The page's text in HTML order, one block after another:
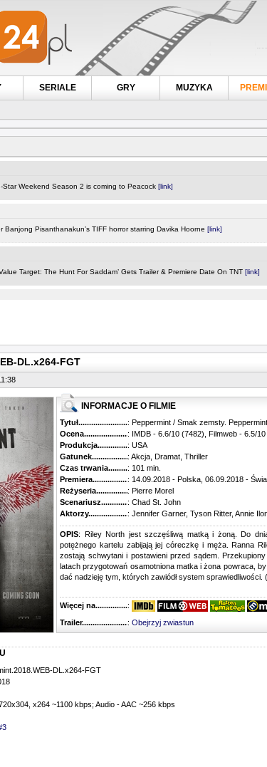
SERIALE GRY MUZYKA
DL.x264-FGT
INFORMACJE O FILMIE
Tytuł............................................: Peppermint / Smak zemsty. Peppermint
Ocena.............................................: IMDB - 6.6/10 (7482), Filmweb - 6.5/10
Produkcja.........................................
: USA
Gatunek...........................................
: Akcja, Dramat, Thriller
Czas trwania......................................
: 101 min.
Premiera..........................................: 14.09.2018 - Polska, 06.09.2018 -
Reżyseria........................................
: Pierre Morel
Scenariusz........................................
: Chad St. John
Aktorzy...........................................: Jennifer Garner, Tyson Ritter, Annie
OPIS: Riley North jest szczęśliwą matką i żoną. Do
potężnego kartelu zabijają jej córeczkę i męża. Ranna
zostają schwytani i postawieni przed sądem.
latach przygotowań osamotniona matka i żona powraca,
dać nadzieję tym, których zawiódł system sprawiedliwości.
Więcej na........................................
:
Trailer...........................................
: Obejrzyj zwiastun
DL.x264-FGT
x264 ~1100 kbps; Audio - AAC ~256 kbps